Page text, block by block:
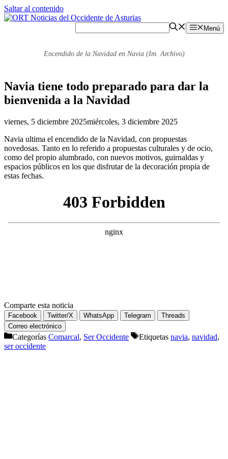
Saltar al contenido
Menú
Encendido de la Navidad en Navia (Im. Archivo)
Navia tiene todo preparado para dar la
bienvenida a la Navidad
viernes, 5 diciembre 2025miércoles, 3 diciembre 2025
Navia ultima el encendido de la Navidad, con propuestas
novedosas. Tanto en lo referido a propuestas culturales y de ocio,
como del propio alumbrado, con nuevos motivos, guirnaldas y
espacios públicos en los que disfrutar de la decoración propia de
estas fechas.
Comparte esta noticia
Facebook Twitter/X WhatsApp Telegram
Threads
Correo electrónico
Categorías Comarcal, Ser Occidente Etiquetas navia, navidad,
ser occidente